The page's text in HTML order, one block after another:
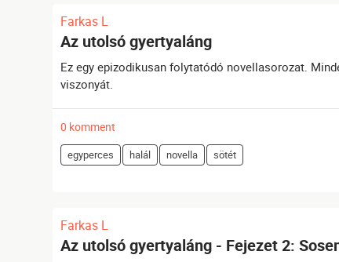
Farkas L
Az utolsó gyertyaláng
Ez egy epizodikusan folytatódó novellasorozat.
viszonyát.
0 komment
egyperces halál novella sötét
Farkas L
Az utolsó gyertyaláng - Fejezet 2: